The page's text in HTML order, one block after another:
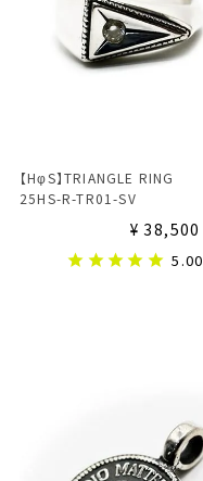
【HφS】TRIANGLE RING
25HS-R-TR01-SV
¥ 38,500
5.00